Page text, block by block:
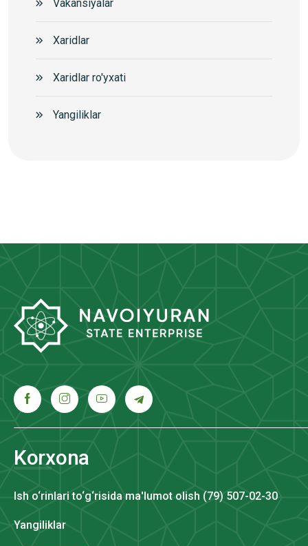
Vakansiyalar
Xaridlar
Xaridlar ro'yxati
Yangiliklar
Korxona
Ish o‘rinlari to‘g‘risida ma'lumot olish (79) 507-02-30
Yangiliklar